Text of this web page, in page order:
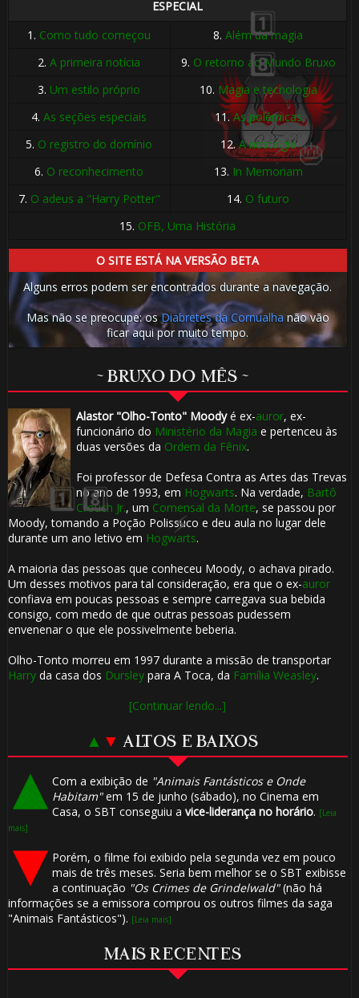
ESPECIAL
1. Como tudo começou 8.Além da magia
2.A primeira notícia 9. O retorno ao Mundo Bruxo
3. Um estilo próprio 10. Magia e tecnologia
4.As seções especiais 11.As polêmicas
5. O registro do domínio 12.A nostalgia
6. O reconhecimento 13. In Memoriam
7. O adeus a "Harry Potter" 14. O futuro
15. OFB, Uma História
O SITE ESTÁ NA VERSÃO BETA
Alguns erros podem ser encontrados durante a navegação.
Mas não se preocupe: osDiabretes da Cornualha não vão
ficar aqui por muito tempo.
~ BRUXO DO MÊS ~
Alastor "Olho-Tonto" Moodyé ex-auror, ex-
funcionário do Ministério da Magia e pertenceu às
duas versões da Ordem da Fênix.
Foi professor de Defesa Contra as Artes das Trevas
no ano de 1993, em Hogwarts. Na verdade, Bartô
Crouch Jr., um Comensal da Morte, se passou por
Moody, tomando a Poção Polissuco e deu aula no lugar dele
durante um ano letivo em Hogwarts.
A maioria das pessoas que conheceu Moody, o achava pirado.
Um desses motivos para tal consideração, era que o ex-auror
confiava em poucas pessoas e sempre carregava sua bebida
consigo, com medo de que outras pessoas pudessem
envenenar o que ele possivelmente beberia.
Olho-Tonto morreu em 1997 durante a missão de transportar
Harryda casa dos Dursleypara A Toca, da Família Weasley.
[Continuar lendo...]
▲ ▼ ALTOS E BAIXOS
Com a exibição de "Animais Fantásticos e Onde
Habitam"em 15 de junho (sábado), no Cinema em
Casa, o SBT conseguiu a vice-liderança no horário. [Leia
mais]
Porém, o filme foi exibido pela segunda vez em pouco
mais de três meses. Seria bem melhor se o SBT exibisse
a continuação "Os Crimes de Grindelwald"(não há
informações se a emissora comprou os outros filmes da saga
"Animais Fantásticos"). [Leia mais]
MAIS RECENTES
1️⃣ 8️⃣
⚡
1️⃣ 8️⃣
1️⃣ 8️⃣
🎈
🎂
⚡